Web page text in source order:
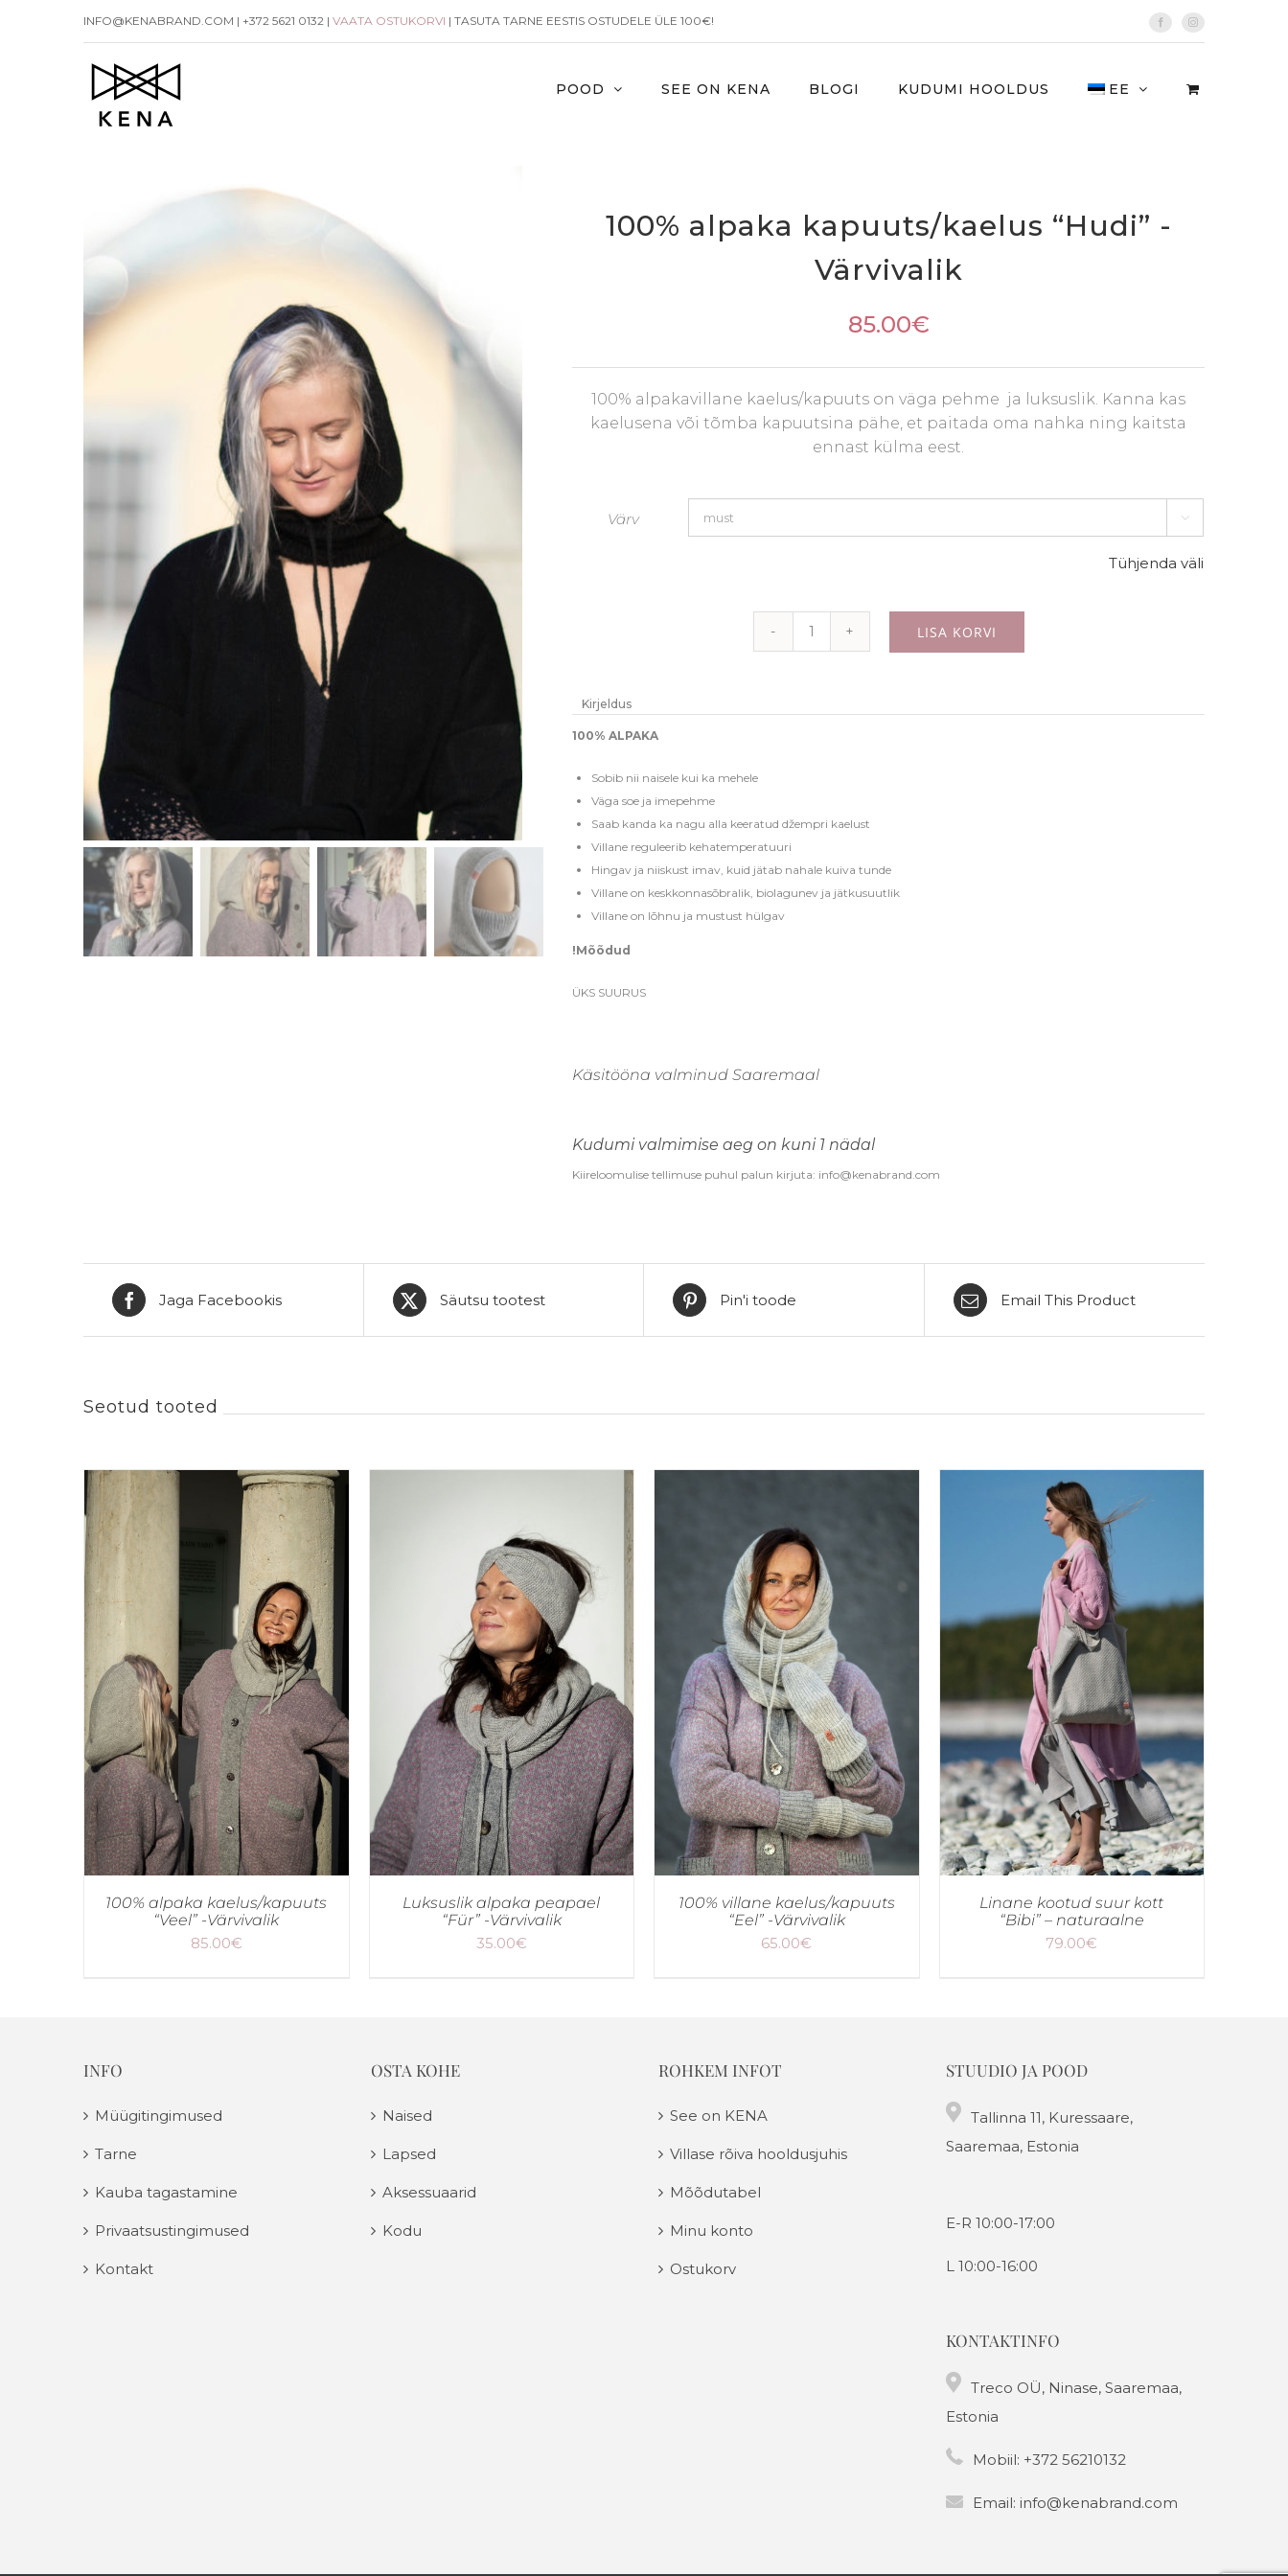
INFO@KENABRAND.COM | +372 5621 0132 | VAATA OSTUKORVI | TASUTA TARNE EESTIS OSTUDELE ÜLE 100€! FacebookInstagram
POOD SEE ON KENA BLOGI KUDUMI HOOLDUS EE
100% alpaka kapuuts/kaelus “Hudi” -
Värvivalik
85.00€
100% alpakavillane kaelus/kapuuts on väga pehme ja luksuslik. Kanna kas
kaelusena või tõmba kapuutsina pähe, et paitada oma nahka ning kaitsta
ennast külma eest.
Värv 
Tühjenda väli
kogus
LISA KORVI
Kirjeldus
100% ALPAKA
Sobib nii naisele kui ka mehele
Väga soe ja imepehme
Saab kanda ka nagu alla keeratud džempri kaelust
Villane reguleerib kehatemperatuuri
Hingav ja niiskust imav, kuid jätab nahale kuiva tunde
Villane on keskkonnasõbralik, biolagunev ja jätkusuutlik
Villane on lõhnu ja mustust hülgav
!Mõõdud
ÜKS SUURUS
Käsitööna valminud Saaremaal
Kudumi valmimise aeg on kuni 1 nädal
Kiireloomulise tellimuse puhul palun kirjuta: info@kenabrand.com
Jaga Facebookis Säutsu tootest Pin'i toode Email This Product
Seotud tooted
100% alpaka kaelus/kapuuts
“Veel” -Värvivalik
85.00€
Luksuslik alpaka peapael
“Für” -Värvivalik
35.00€
100% villane kaelus/kapuuts
“Eel” -Värvivalik
65.00€
Linane kootud suur kott
“Bibi” – naturaalne
79.00€
INFO
Müügitingimused
Tarne
Kauba tagastamine
Privaatsustingimused
Kontakt
OSTA KOHE
Naised
Lapsed
Aksessuaarid
Kodu
ROHKEM INFOT
See on KENA
Villase rõiva hooldusjuhis
Mõõdutabel
Minu konto
Ostukorv
STUUDIO JA POOD
Tallinna 11, Kuressaare,
Saaremaa, Estonia
E-R 10:00-17:00
L 10:00-16:00
KONTAKTINFO
Treco OÜ, Ninase, Saaremaa,
Estonia
Mobiil: +372 56210132
Email: info@kenabrand.com